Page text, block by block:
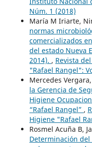
Núm. 1 (2018)
María M Iriarte,
normas
comercializados
del estado Nueva
2014). , Revista
"Rafael Rangel":
Mercedes
la Gerencia de
Higiene
“Rafael Rangel” ,
Higiene "Rafael
Rosmel Acuña B,
Determinación